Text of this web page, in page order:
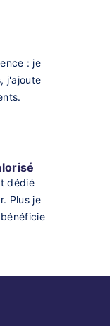
: je
j'ajoute
dédié
Plus je